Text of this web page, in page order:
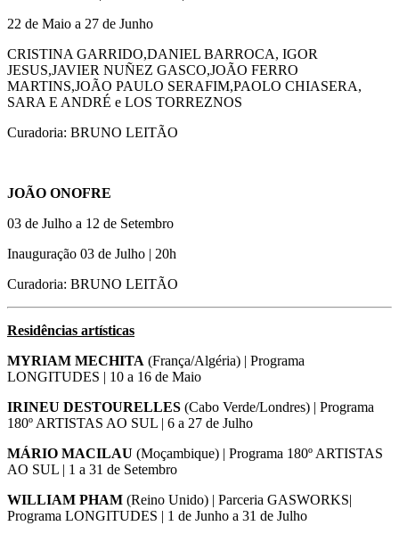
22 de Maio a 27 de Junho
CRISTINA GARRIDO,DANIEL BARROCA, IGOR
JESUS,JAVIER NUÑEZ GASCO,JOÃO FERRO
MARTINS,JOÃO PAULO SERAFIM,PAOLO CHIASERA,
SARA E ANDRÉ e LOS TORREZNOS
Curadoria: BRUNO LEITÃO
JOÃO ONOFRE
03 de Julho a 12 de Setembro
Inauguração 03 de Julho | 20h
Curadoria: BRUNO LEITÃO
Residências artísticas
MYRIAM MECHITA (França/Algéria) | Programa
LONGITUDES | 10 a 16 de Maio
IRINEU DESTOURELLES (Cabo Verde/Londres) | Programa
180º ARTISTAS AO SUL | 6 a 27 de Julho
MÁRIO MACILAU (Moçambique) | Programa 180º ARTISTAS
AO SUL | 1 a 31 de Setembro
WILLIAM PHAM (Reino Unido) | Parceria GASWORKS|
Programa LONGITUDES | 1 de Junho a 31 de Julho